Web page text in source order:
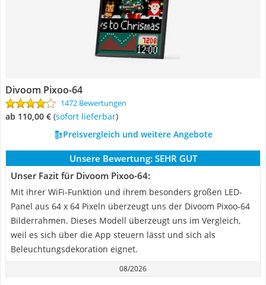
Divoom Pixoo-64
1472 Bewertungen
ab 110,00 € ( Sofort lieferbar)
Preisvergleich und weitere Angebote
Unsere Bewertung: SEHR GUT
Unser Fazit für Divoom Pixoo-64:
Mit ihrer WiFi-Funktion und ihrem besonders großen LED-
Panel aus 64 x 64 Pixeln überzeugt uns der Divoom Pixoo-64
Bilderrahmen. Dieses Modell überzeugt uns im Vergleich,
weil es sich über die App steuern lässt und sich als
Beleuchtungsdekoration eignet.
08/2026